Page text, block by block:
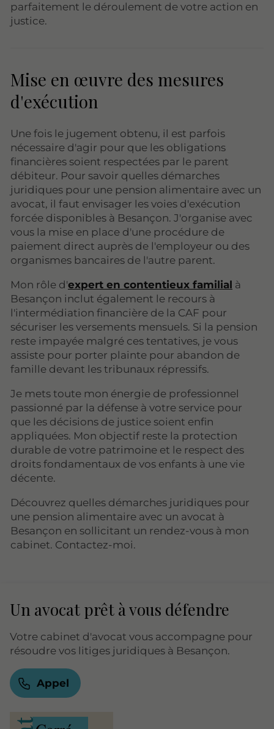
parfaitement le déroulement de votre action en
justice.
Mise en œuvre des mesures
d'exécution
Une fois le jugement obtenu, il est parfois
nécessaire d'agir pour que les obligations
financières soient respectées par le parent
débiteur. Pour savoir quelles démarches
juridiques pour une pension alimentaire avec un
avocat, il faut envisager les voies d'exécution
forcée disponibles à Besançon. J'organise avec
vous la mise en place d'une procédure de
paiement direct auprès de l'employeur ou des
organismes bancaires de l'autre parent.
Mon rôle d'expert en contentieux familial à
Besançon inclut également le recours à
l'intermédiation financière de la CAF pour
sécuriser les versements mensuels. Si la pension
reste impayée malgré ces tentatives, je vous
assiste pour porter plainte pour abandon de
famille devant les tribunaux répressifs.
Je mets toute mon énergie de professionnel
passionné par la défense à votre service pour
que les décisions de justice soient enfin
appliquées. Mon objectif reste la protection
durable de votre patrimoine et le respect des
droits fondamentaux de vos enfants à une vie
décente.
Découvrez quelles démarches juridiques pour
une pension alimentaire avec un avocat à
Besançon en sollicitant un rendez-vous à mon
cabinet. Contactez-moi.
Un avocat prêt à vous défendre
Votre cabinet d'avocat vous accompagne pour
résoudre vos litiges juridiques à Besançon.
Appel